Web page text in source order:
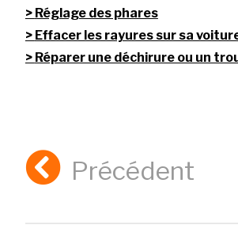
Réglage des phares
Effacer les rayures sur sa
Réparer une déchirure ou un
Précédent